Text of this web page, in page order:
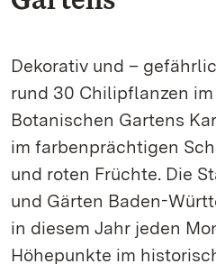
Dekorativ und –
rund 30 Chilipflanzen
Botanischen Gartens
im farbenprächtigen
und roten Früchte. Die
und Gärten Baden-
in diesem Jahr jeden
Höhepunkte im